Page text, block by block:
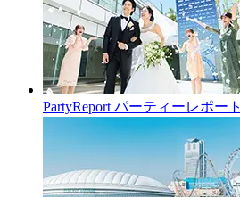
PartyReport パーティーレポート